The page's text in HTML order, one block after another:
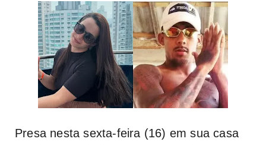
Presa nesta sexta-feira (16) em sua casa